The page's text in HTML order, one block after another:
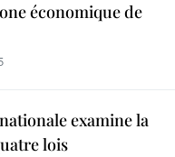
économique de
examine la
lois